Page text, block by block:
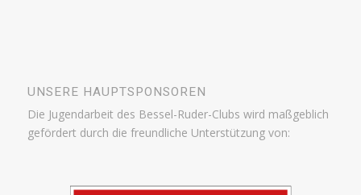
UNSERE HAUPTSPONSOREN
Die Jugendarbeit des Bessel-Ruder-Clubs wird maßgeblich
gefördert durch die freundliche Unterstützung von: